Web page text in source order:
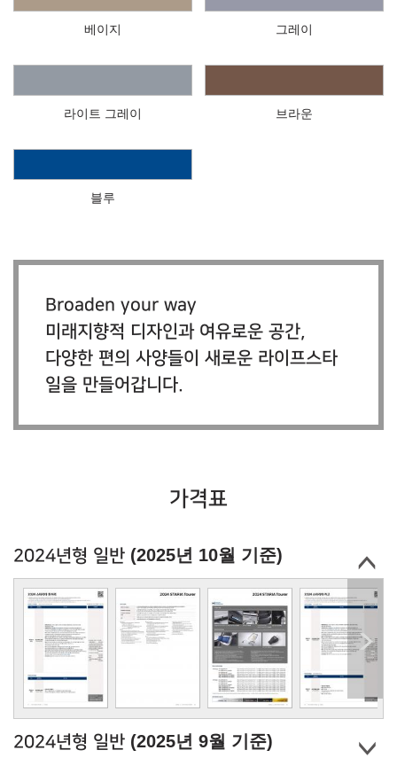
베이지 그레이
라이트 그레이 브라운
블루
Broaden your way
미래지향적 디자인과 여유로운 공간,
다양한 편의 사양들이 새로운 라이프스타
일을 만들어갑니다.
가격표
2024년형 일반 (2025년 10월 기준)
2024년형 일반 (2025년 9월 기준)